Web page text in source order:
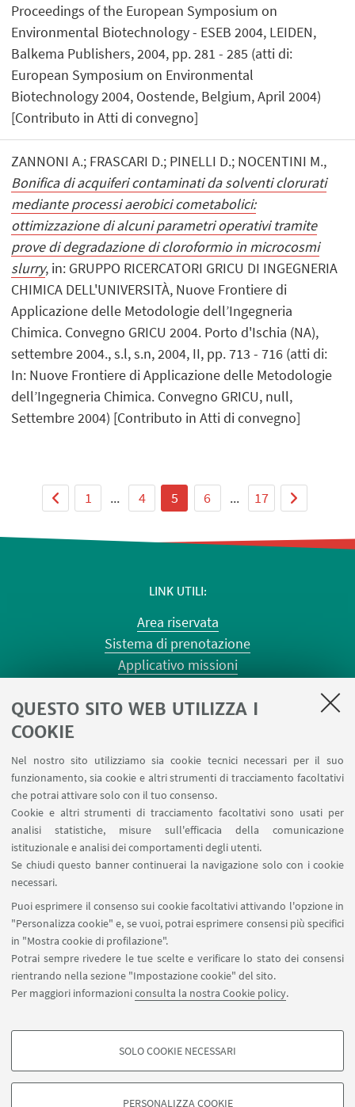
QUESTO SITO WEB UTILIZZA I
COOKIE
Nel nostro sito utilizziamo sia cookie tecnici necessari per il suo
funzionamento, sia cookie e altri strumenti di tracciamento facoltativi
che potrai attivare solo con il tuo consenso.
Cookie e altri strumenti di tracciamento facoltativi sono usati per
analisi statistiche, misure sull'efficacia della comunicazione
istituzionale e analisi dei comportamenti degli utenti.
Se chiudi questo banner continuerai la navigazione solo con i cookie
necessari.
Puoi esprimere il consenso sui cookie facoltativi attivando l'opzione in
"Personalizza cookie" e, se vuoi, potrai esprimere consensi più specifici
in "Mostra cookie di profilazione".
Potrai sempre rivedere le tue scelte e verificare lo stato dei consensi
rientrando nella sezione "Impostazione cookie" del sito.
Per maggiori informazioniconsulta la nostra Cookie policy.
COOKIE DI PROFILAZIONE - FACOLTATIVI
SOLO COOKIE NECESSARI
PERSONALIZZA COOKIE
Proceedings of the European Symposium on
Environmental Biotechnology - ESEB 2004, LEIDEN,
Balkema Publishers, 2004, pp. 281 - 285 (atti di:
European Symposium on Environmental
Biotechnology 2004, Oostende, Belgium, April 2004)
[Contributo in Atti di convegno]
ZANNONI A.; FRASCARI D.; PINELLI D.; NOCENTINI M.,
Bonifica di acquiferi contaminati da solventi clorurati
mediante processi aerobici cometabolici:
ottimizzazione di alcuni parametri operativi tramite
prove di degradazione di cloroformio in microcosmi
slurry, in: GRUPPO RICERCATORI GRICU DI INGEGNERIA
CHIMICA DELL'UNIVERSITÀ, Nuove Frontiere di
Applicazione delle Metodologie dell’Ingegneria
Chimica. Convegno GRICU 2004. Porto d'Ischia (NA),
settembre 2004., s.l, s.n, 2004, II, pp. 713 - 716 (atti di:
In: Nuove Frontiere di Applicazione delle Metodologie
dell’Ingegneria Chimica. Convegno GRICU, null,
Settembre 2004) [Contributo in Atti di convegno]
1 ... 4 5 6 ... 17
LINK UTILI
Area riservata
Sistema di prenotazione
Applicativo missioni
Planner aule Terracini
Forms per sottomissione eventi/notizie
Carta dei servizi
SEGUI IL DIPARTIMENTO SU:
SEGUI UNIBO SU:
APP:
©Copyright 2026 - ALMA MATER STUDIORUM - Università di
Bologna - Via Zamboni, 33 - 40126 Bologna - PI: 01131710376 - CF: